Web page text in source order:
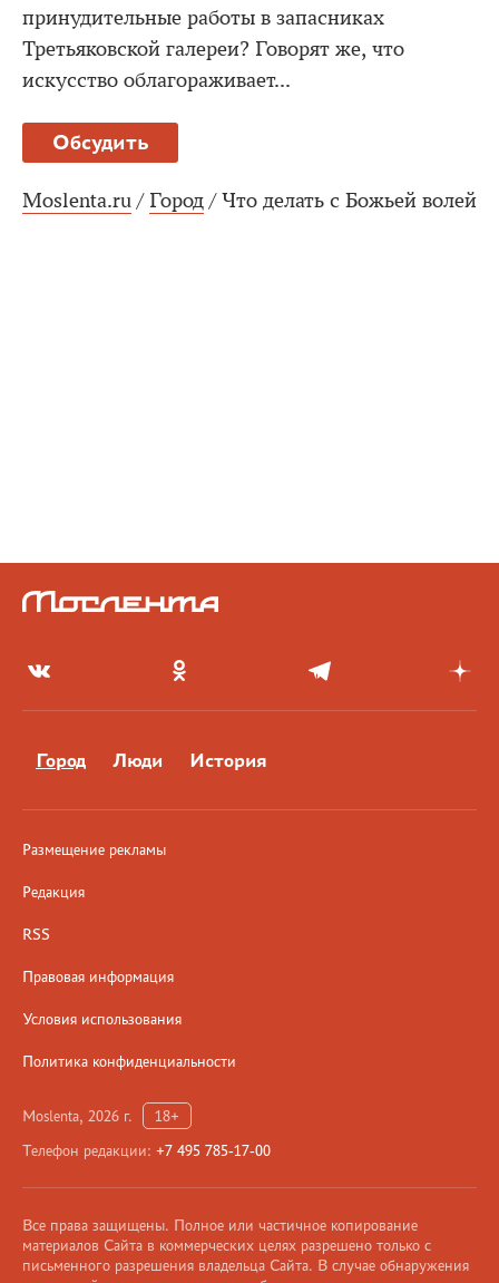
принудительные работы в запасниках
Третьяковской галереи? Говорят же, что
искусство облагораживает...
Обсудить
Moslenta.ru / Город / Что делать с Божьей волей
Город Люди История
Размещение рекламы
Редакция
RSS
Правовая информация
Условия использования
Политика конфиденциальности
Moslenta, 2026 г.
18+
Телефон редакции: +7 495 785-17-00
Все права защищены. Полное или частичное копирование
материалов Сайта в коммерческих целях разрешено только с
письменного разрешения владельца Сайта. В случае обнаружения